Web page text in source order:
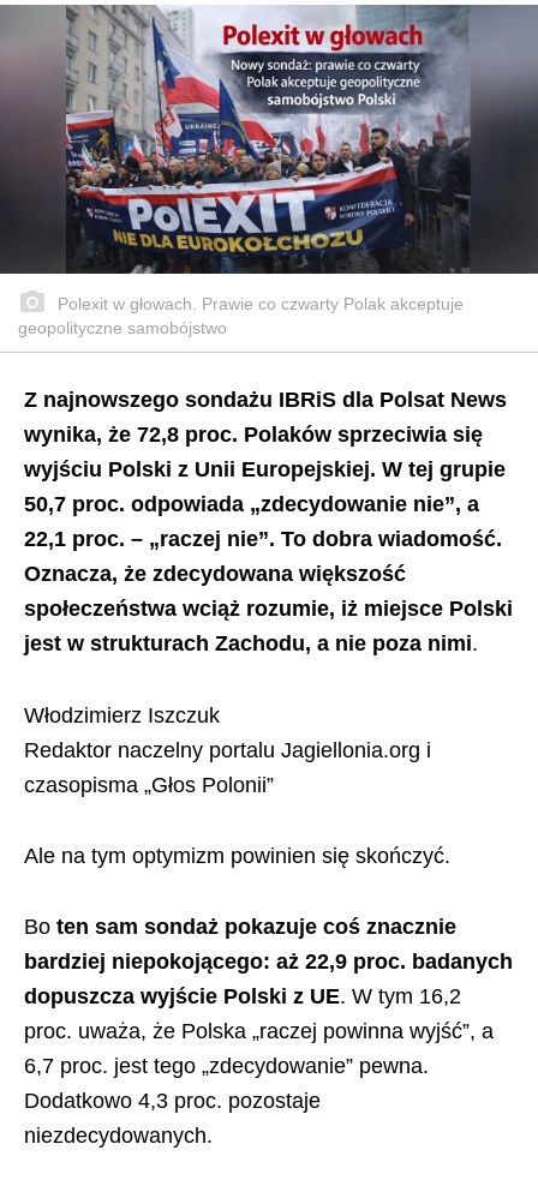
Polexit w głowach. Prawie co czwarty Polak akceptuje
geopolityczne samobójstwo
Z najnowszego sondażu IBRiS dla Polsat News
wynika, że 72,8 proc. Polaków sprzeciwia się
wyjściu Polski z Unii Europejskiej. W tej grupie
50,7 proc. odpowiada „zdecydowanie nie”, a
22,1 proc. – „raczej nie”. To dobra wiadomość.
Oznacza, że zdecydowana większość
społeczeństwa wciąż rozumie, iż miejsce Polski
jest w strukturach Zachodu, a nie poza nimi.
Włodzimierz Iszczuk
Redaktor naczelny portalu Jagiellonia.org i
czasopisma „Głos Polonii”
Ale na tym optymizm powinien się skończyć.
Bo ten sam sondaż pokazuje coś znacznie
bardziej niepokojącego: aż 22,9 proc. badanych
dopuszcza wyjście Polski z UE. W tym 16,2
proc. uważa, że Polska „raczej powinna wyjść”, a
6,7 proc. jest tego „zdecydowanie” pewna.
Dodatkowo 4,3 proc. pozostaje
niezdecydowanych.